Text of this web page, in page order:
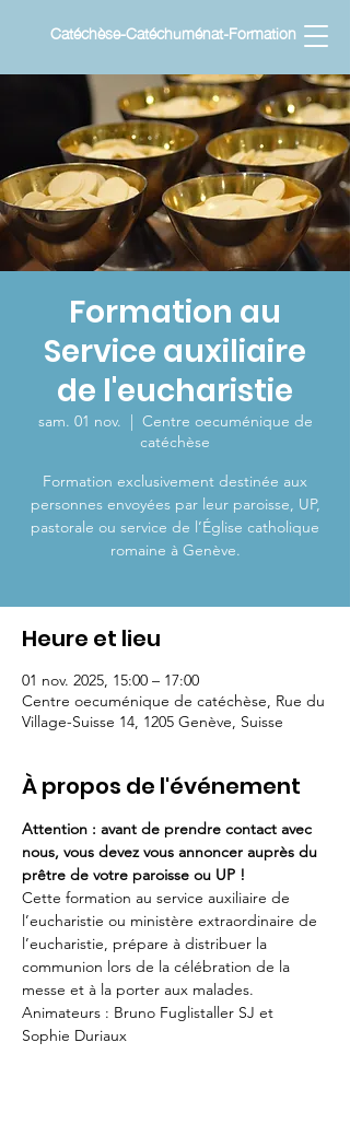
Catéchèse-Catéchuménat-Formation
Formation au
Service auxiliaire
de l'eucharistie
sam. 01 nov.
  |
Centre oecuménique de
catéchèse
Formation exclusivement destinée aux
personnes envoyées par leur paroisse, UP,
pastorale ou service de l’Église catholique
romaine à Genève.
Heure et lieu
01 nov. 2025, 15:00 – 17:00
Centre oecuménique de catéchèse, Rue du
Village-Suisse 14, 1205 Genève, Suisse
À propos de l'événement
Attention : avant de prendre contact avec
nous, vous devez vous annoncer auprès du
prêtre de votre paroisse ou UP !
Cette formation au service auxiliaire de
l’eucharistie ou ministère extraordinaire de
l’eucharistie, prépare à distribuer la
communion lors de la célébration de la
messe et à la porter aux malades.
Animateurs : Bruno Fuglistaller SJ et
Sophie Duriaux